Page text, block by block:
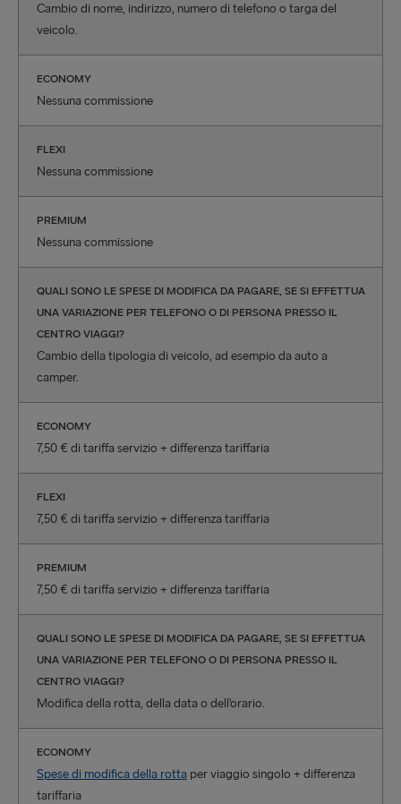
Cambio di nome, indirizzo, numero di telefono o targa del
veicolo.
ECONOMY
Nessuna commissione
FLEXI
Nessuna commissione
PREMIUM
Nessuna commissione
QUALI SONO LE SPESE DI MODIFICA DA PAGARE, SE SI EFFETTUA
UNA VARIAZIONE PER TELEFONO O DI PERSONA PRESSO IL
CENTRO VIAGGI?
Cambio della tipologia di veicolo, ad esempio da auto a
camper.
ECONOMY
7,50 € di tariffa servizio + differenza tariffaria
FLEXI
7,50 € di tariffa servizio + differenza tariffaria
PREMIUM
7,50 € di tariffa servizio + differenza tariffaria
QUALI SONO LE SPESE DI MODIFICA DA PAGARE, SE SI EFFETTUA
UNA VARIAZIONE PER TELEFONO O DI PERSONA PRESSO IL
CENTRO VIAGGI?
Modifica della rotta, della data o dell’orario.
ECONOMY
Spese di modifica della rotta per viaggio singolo + differenza
tariffaria